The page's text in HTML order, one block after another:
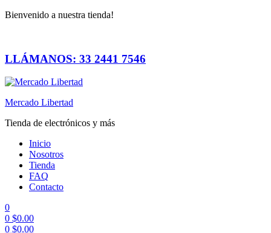
Bienvenido a nuestra tienda!
LLÁMANOS: 33 2441 7546
Mercado Libertad
Tienda de electrónicos y más
Inicio
Nosotros
Tienda
FAQ
Contacto
0
0 $0.00
0 $0.00